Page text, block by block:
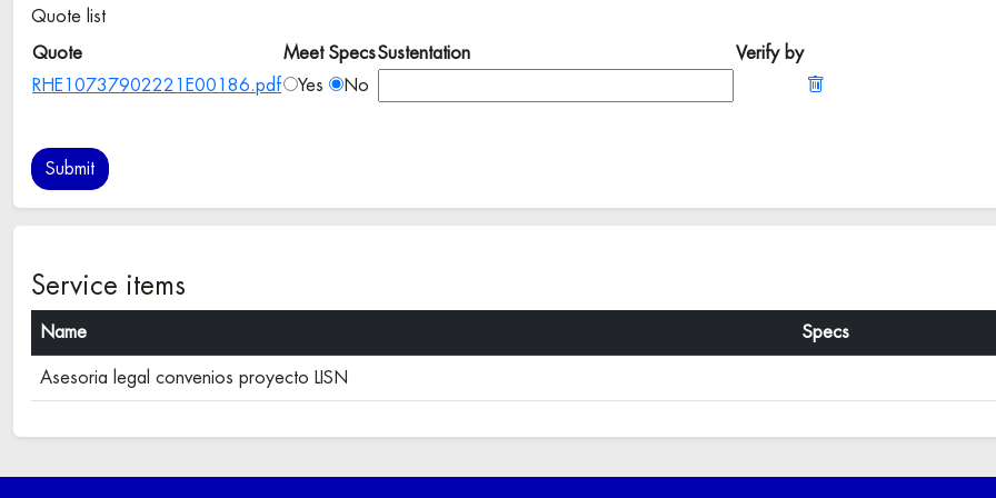
Quote list
Quote Meet SpecsSustentation
Verify by
RHE10737902221E00186.pdf
Yes No
Service items
Name Specs
Asesoria legal convenios proyecto LISN